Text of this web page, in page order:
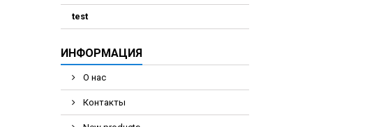
test
ИНФОРМАЦИЯ
О нас
Контакты